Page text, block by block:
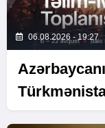
06.08.2026 - 19:27